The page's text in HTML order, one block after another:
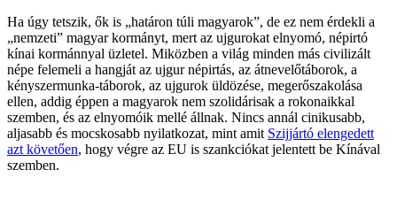
Ha úgy tetszik, ők is „határon túli magyarok”, de ez nem érdekli a
„nemzeti” magyar kormányt, mert az ujgurokat elnyomó, népirtó
kínai kormánnyal üzletel. Miközben a világ minden más civilizált
népe felemeli a hangját az ujgur népirtás, az átnevelőtáborok, a
kényszermunka-táborok, az ujgurok üldözése, megerőszakolása
ellen, addig éppen a magyarok nem szolidárisak a rokonaikkal
szemben, és az elnyomóik mellé állnak. Nincs annál cinikusabb,
aljasabb és mocskosabb nyilatkozat, mint amit Szijjártó elengedett
azt követően, hogy végre az EU is szankciókat jelentett be Kínával
szemben.